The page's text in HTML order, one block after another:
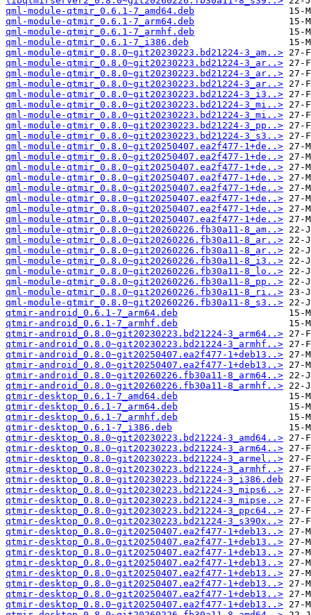
qml-module-qtmir_0.6.1-7_amd64.deb
qml-module-qtmir_0.6.1-7_arm64.deb
qml-module-qtmir_0.6.1-7_armhf.deb
qml-module-qtmir_0.6.1-7_i386.deb
qml-module-qtmir_0.8.0~git20230223.bd21224-3_am..>
qml-module-qtmir_0.8.0~git20230223.bd21224-3_ar..>
qml-module-qtmir_0.8.0~git20230223.bd21224-3_ar..>
qml-module-qtmir_0.8.0~git20230223.bd21224-3_ar..>
qml-module-qtmir_0.8.0~git20230223.bd21224-3_i3..>
qml-module-qtmir_0.8.0~git20230223.bd21224-3_mi..>
qml-module-qtmir_0.8.0~git20230223.bd21224-3_mi..>
qml-module-qtmir_0.8.0~git20230223.bd21224-3_pp..>
qml-module-qtmir_0.8.0~git20230223.bd21224-3_s3..>
qml-module-qtmir_0.8.0~git20250407.ea2f477-1+de..>
qml-module-qtmir_0.8.0~git20250407.ea2f477-1+de..>
qml-module-qtmir_0.8.0~git20250407.ea2f477-1+de..>
qml-module-qtmir_0.8.0~git20250407.ea2f477-1+de..>
qml-module-qtmir_0.8.0~git20250407.ea2f477-1+de..>
qml-module-qtmir_0.8.0~git20250407.ea2f477-1+de..>
qml-module-qtmir_0.8.0~git20250407.ea2f477-1+de..>
qml-module-qtmir_0.8.0~git20250407.ea2f477-1+de..>
qml-module-qtmir_0.8.0~git20260226.fb30a11-8_am..>
qml-module-qtmir_0.8.0~git20260226.fb30a11-8_ar..>
qml-module-qtmir_0.8.0~git20260226.fb30a11-8_ar..>
qml-module-qtmir_0.8.0~git20260226.fb30a11-8_i3..>
qml-module-qtmir_0.8.0~git20260226.fb30a11-8_lo..>
qml-module-qtmir_0.8.0~git20260226.fb30a11-8_pp..>
qml-module-qtmir_0.8.0~git20260226.fb30a11-8_ri..>
qml-module-qtmir_0.8.0~git20260226.fb30a11-8_s3..>
qtmir-android_0.6.1-7_arm64.deb
qtmir-android_0.6.1-7_armhf.deb
qtmir-android_0.8.0~git20230223.bd21224-3_arm64..>
qtmir-android_0.8.0~git20230223.bd21224-3_armhf..>
qtmir-android_0.8.0~git20250407.ea2f477-1+deb13..>
qtmir-android_0.8.0~git20250407.ea2f477-1+deb13..>
qtmir-android_0.8.0~git20260226.fb30a11-8_arm64..>
qtmir-android_0.8.0~git20260226.fb30a11-8_armhf..>
qtmir-desktop_0.6.1-7_amd64.deb
qtmir-desktop_0.6.1-7_arm64.deb
qtmir-desktop_0.6.1-7_armhf.deb
qtmir-desktop_0.6.1-7_i386.deb
qtmir-desktop_0.8.0~git20230223.bd21224-3_amd64..>
qtmir-desktop_0.8.0~git20230223.bd21224-3_arm64..>
qtmir-desktop_0.8.0~git20230223.bd21224-3_armel..>
qtmir-desktop_0.8.0~git20230223.bd21224-3_armhf..>
qtmir-desktop_0.8.0~git20230223.bd21224-3_i386.deb
qtmir-desktop_0.8.0~git20230223.bd21224-3_mips6..>
qtmir-desktop_0.8.0~git20230223.bd21224-3_mipse..>
qtmir-desktop_0.8.0~git20230223.bd21224-3_ppc64..>
qtmir-desktop_0.8.0~git20230223.bd21224-3_s390x..>
qtmir-desktop_0.8.0~git20250407.ea2f477-1+deb13..>
qtmir-desktop_0.8.0~git20250407.ea2f477-1+deb13..>
qtmir-desktop_0.8.0~git20250407.ea2f477-1+deb13..>
qtmir-desktop_0.8.0~git20250407.ea2f477-1+deb13..>
qtmir-desktop_0.8.0~git20250407.ea2f477-1+deb13..>
qtmir-desktop_0.8.0~git20250407.ea2f477-1+deb13..>
qtmir-desktop_0.8.0~git20250407.ea2f477-1+deb13..>
qtmir-desktop_0.8.0~git20250407.ea2f477-1+deb13..>